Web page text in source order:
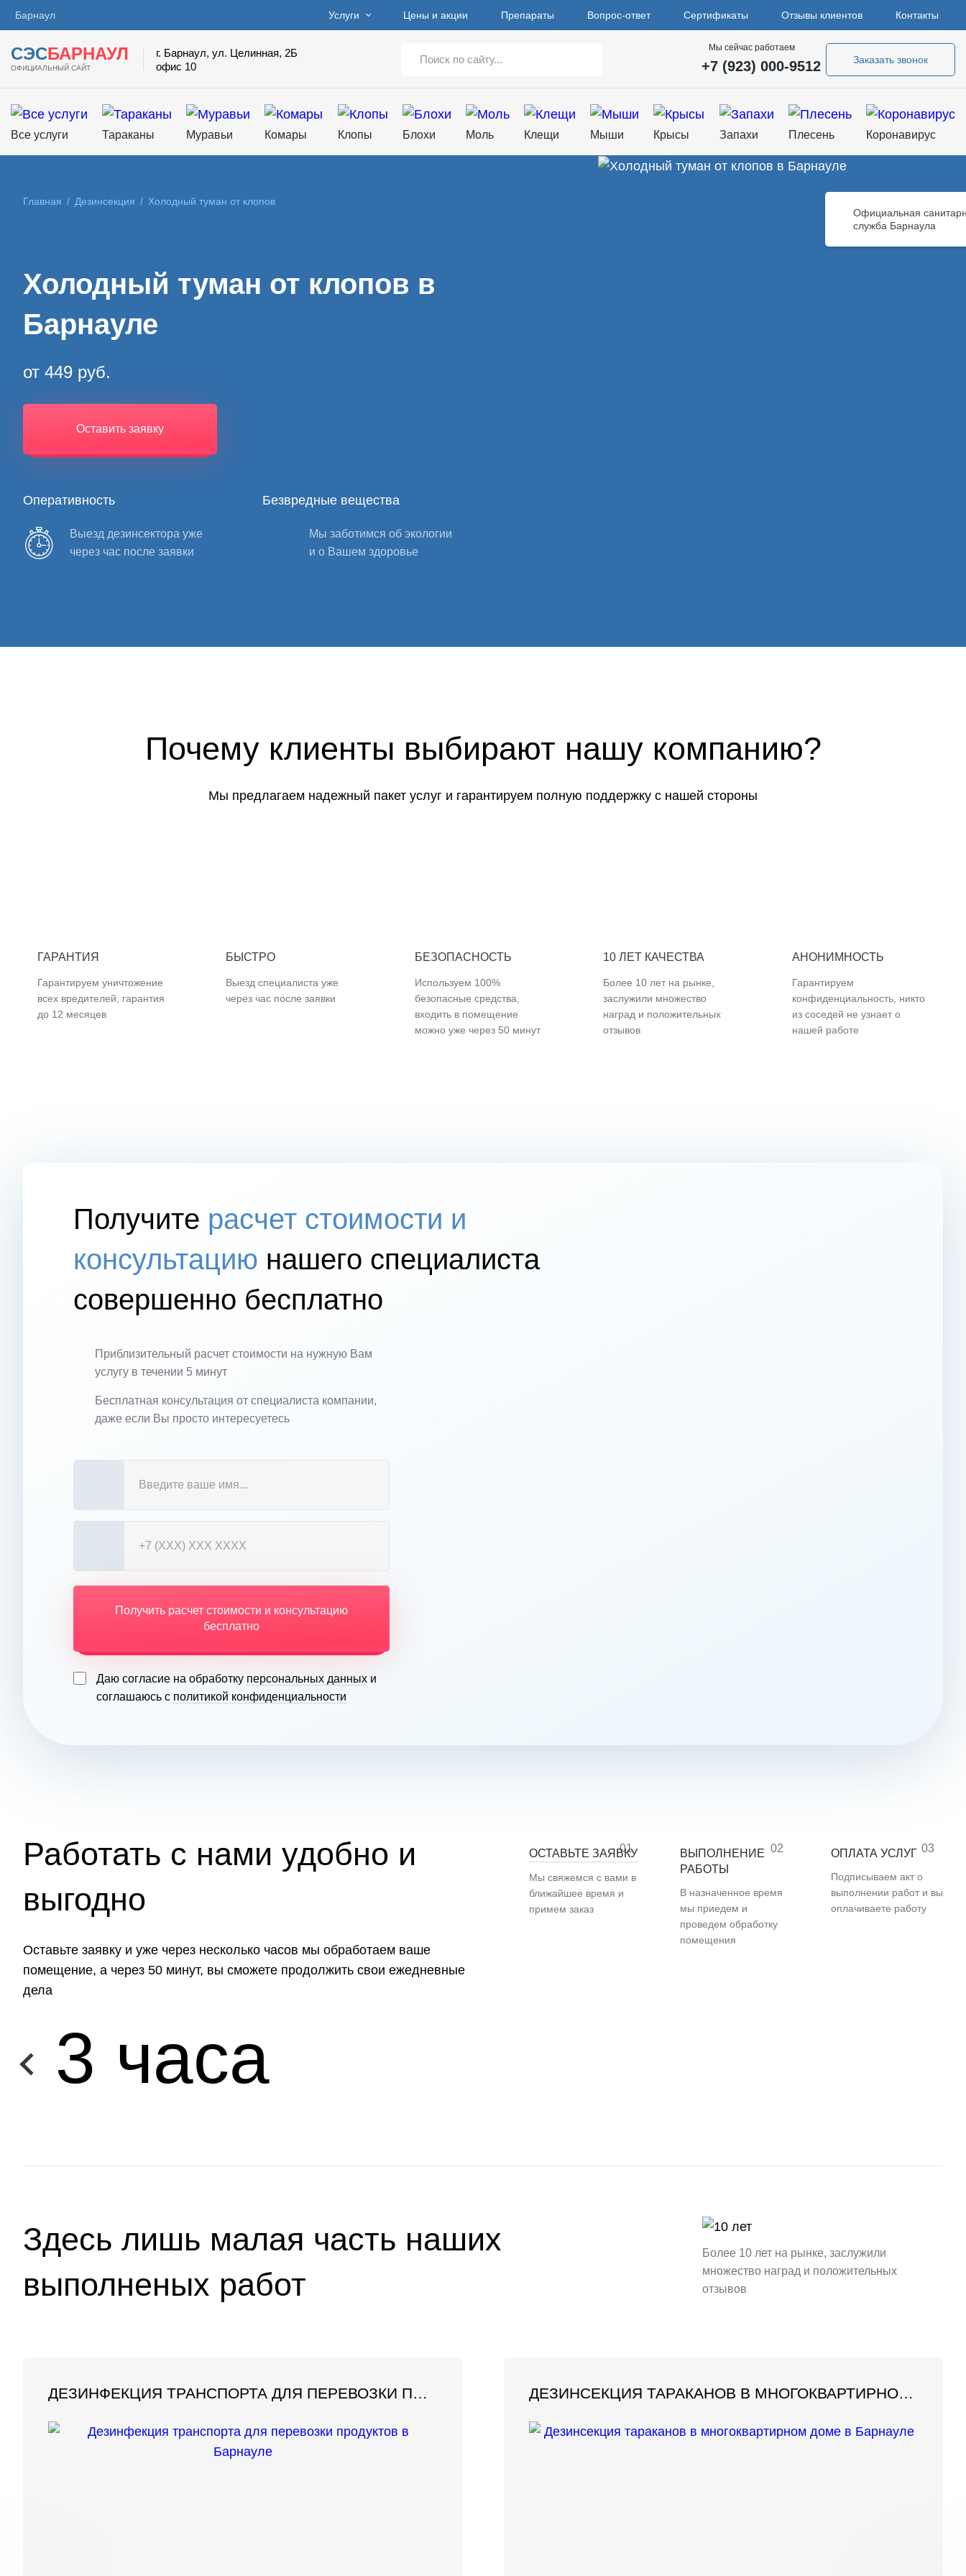
Барнаул Услуги Цены и акции Препараты Вопрос-ответ Сертификаты Отзывы клиентов Контакты
СЭСБАРНАУЛ
ОФИЦИАЛЬНЫЙ САЙТ
г. Барнаул, ул. Целинная, 2Б
офис 10
Мы сейчас работаем
+7 (923) 000-9512 Заказать звонок
Все услуги Тараканы Муравьи Комары Клопы Блохи Моль Клещи Мыши Крысы Запахи Плесень Коронавирус
Главная / Дезинсекция / Холодный туман от клопов
Холодный туман от клопов в
Барнауле
от 449 руб.
Оставить заявку
Оперативность
Выезд дезинсектора уже
через час после заявки
Безвредные вещества
Мы заботимся об экологии
и о Вашем здоровье
Официальная
служба Барнаула
Почему клиенты выбирают нашу компанию?
Мы предлагаем надежный пакет услуг и гарантируем полную поддержку с нашей стороны
ГАРАНТИЯ
Гарантируем уничтожение
всех вредителей, гарантия
до 12 месяцев
БЫСТРО
Выезд специалиста уже
через час после заявки
БЕЗОПАСНОСТЬ
Используем 100%
безопасные средства,
входить в помещение
можно уже через 50 минут
10 ЛЕТ КАЧЕСТВА
Более 10 лет на рынке,
заслужили множество
наград и положительных
отзывов
АНОНИМНОСТЬ
Гарантируем
конфиденциальность, никто
из соседей не узнает о
нашей работе
Получите расчет стоимости и
консультацию нашего специалиста
совершенно бесплатно
Приблизительный расчет стоимости на нужную Вам
услугу в течении 5 минут
Бесплатная консультация от специалиста компании,
даже если Вы просто интересуетесь
Получить расчет стоимости и консультацию
бесплатно
Даю согласие на обработку персональных данных и
соглашаюсь с политикой конфиденциальности
Работать с нами удобно и
выгодно
Оставьте заявку и уже через несколько часов мы обработаем ваше
помещение, а через 50 минут, вы сможете продолжить свои ежедневные
дела
3 часа
01
ОСТАВЬТЕ ЗАЯВКУ
Мы свяжемся с вами в
ближайшее время и
примем заказ
02
ВЫПОЛНЕНИЕ
РАБОТЫ
В назначенное время
мы приедем и
проведем обработку
помещения
03
ОПЛАТА УСЛУГ
Подписываем акт о
выполнении работ и вы
оплачиваете работу
Здесь лишь малая часть наших
выполненых работ
Более 10 лет на рынке, заслужили
множество наград и положительных
отзывов
ДЕЗИНФЕКЦИЯ ТРАНСПОРТА ДЛЯ ПЕРЕВОЗКИ ПРОДУКТОВ В БАРНАУЛЕ ДЕЗИНСЕКЦИЯ ТАРАКАНОВ В МНОГОКВАРТИРНОМ ДОМЕ В БАРНАУЛЕ